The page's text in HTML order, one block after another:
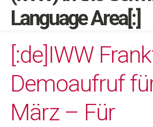
[:de]IWW
Demoaufruf
März – Für